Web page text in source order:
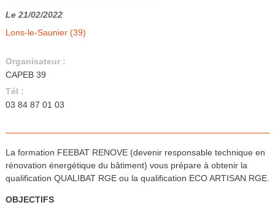
Le 21/02/2022
Lons-le-Saunier (39)
Organisateur :
CAPEB 39
Tél :
03 84 87 01 03
La formation FEEBAT RENOVE (devenir responsable technique en
rénovation énergétique du bâtiment) vous prépare à obtenir la
qualification QUALIBAT RGE ou la qualification ECO ARTISAN RGE.
OBJECTIFS